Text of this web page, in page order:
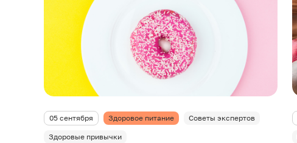
05 сентября Здоровое питание Советы экспертов
Здоровые привычки